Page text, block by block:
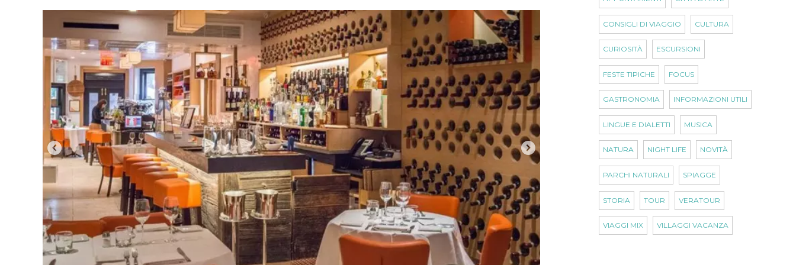
CONSIGLI DI VIAGGIO CULTURA
CURIOSITÀ ESCURSIONI
FESTE TIPICHE FOCUS
GASTRONOMIA INFORMAZIONI UTILI
LINGUE E DIALETTI MUSICA
NATURA NIGHT LIFE NOVITÀ
PARCHI NATURALI SPIAGGE
STORIA TOUR VERATOUR
VIAGGI MIX VILLAGGI VACANZA